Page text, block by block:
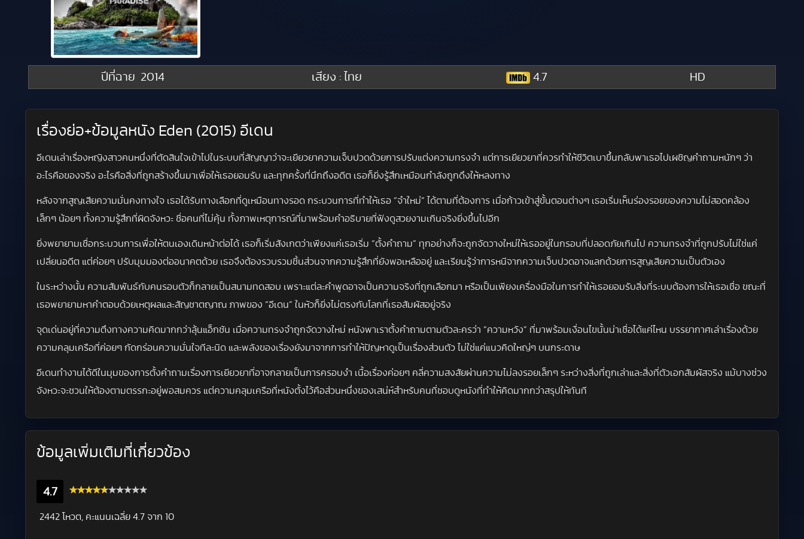
ปีที่ฉาย 2014 เสียง : ไทย 4.7 HD
เรื่องย่อ+ข้อมูลหนัง Eden (2015) อีเดน
อีเดนเล่าเรื่องหญิงสาวคนหนึ่งที่ตัดสินใจเข้าไปในระบบที่สัญญาว่าจะเยียวยาความเจ็บปวดด้วยการปรับแต่งความทรงจำ แต่การเยียวยาที่ควรทำให้ชีวิตเบาขึ้นกลับพาเธอไปเผชิญคำถามหนักๆ ว่า
อะไรคือของจริง อะไรคือสิ่งที่ถูกสร้างขึ้นมาเพื่อให้เธอยอมรับ และทุกครั้งที่นึกถึงอดีต เธอก็ยิ่งรู้สึกเหมือนกำลังถูกดึงให้หลงทาง
หลังจากสูญเสียความมั่นคงทางใจ เธอได้รับทางเลือกที่ดูเหมือนทางรอด กระบวนการที่ทำให้เธอ “จำใหม่” ได้ตามที่ต้องการ เมื่อก้าวเข้าสู่ขั้นตอนต่างๆ เธอเริ่มเห็นร่องรอยของความไม่สอดคล้อง
เล็กๆ น้อยๆ ทั้งความรู้สึกที่ผิดจังหวะ ชื่อคนที่ไม่คุ้น ทั้งภาพเหตุการณ์ที่มาพร้อมคำอธิบายที่ฟังดูสวยงามเกินจริงยิ่งขึ้นไปอีก
ยิ่งพยายามเชื่อกระบวนการเพื่อให้ตนเองเดินหน้าต่อได้ เธอก็เริ่มสังเกตว่าเพียงแค่เธอเริ่ม “ตั้งคำถาม” ทุกอย่างก็จะถูกจัดวางใหม่ให้เธออยู่ในกรอบที่ปลอดภัยเกินไป ความทรงจำที่ถูกปรับไม่ใช่แค่
เปลี่ยนอดีต แต่ค่อยๆ ปรับมุมมองต่ออนาคตด้วย เธอจึงต้องรวบรวมชิ้นส่วนจากความรู้สึกที่ยังพอเหลืออยู่ และเรียนรู้ว่าการหนีจากความเจ็บปวดอาจแลกด้วยการสูญเสียความเป็นตัวเอง
ในระหว่างนั้น ความสัมพันธ์กับคนรอบตัวก็กลายเป็นสนามทดสอบ เพราะแต่ละคำพูดอาจเป็นความจริงที่ถูกเลือกมา หรือเป็นเพียงเครื่องมือในการทำให้เธอยอมรับสิ่งที่ระบบต้องการให้เธอเชื่อ ขณะที่
เธอพยายามหาคำตอบด้วยเหตุผลและสัญชาตญาณ ภาพของ “อีเดน” ในหัวก็ยิ่งไม่ตรงกับโลกที่เธอสัมผัสอยู่จริง
จุดเด่นอยู่ที่ความตึงทางความคิดมากกว่าลุ้นแอ็กชัน เมื่อความทรงจำถูกจัดวางใหม่ หนังพาเราตั้งคำถามตามตัวละครว่า “ความหวัง” ที่มาพร้อมเงื่อนไขนั้นน่าเชื่อได้แค่ไหน บรรยากาศเล่าเรื่องด้วย
ความคลุมเครือที่ค่อยๆ กัดกร่อนความมั่นใจทีละนิด และพลังของเรื่องยังมาจากการทำให้ปัญหาดูเป็นเรื่องส่วนตัว ไม่ใช่แค่แนวคิดใหญ่ๆ บนกระดาษ
อีเดนทำงานได้ดีในมุมของการตั้งคำถามเรื่องการเยียวยาที่อาจกลายเป็นการครอบงำ เนื้อเรื่องค่อยๆ คลี่ความสงสัยผ่านความไม่ลงรอยเล็กๆ ระหว่างสิ่งที่ถูกเล่าและสิ่งที่ตัวเอกสัมผัสจริง แม้บางช่วง
จังหวะจะชวนให้ต้องตามตรรกะอยู่พอสมควร แต่ความคลุมเครือที่หนังตั้งไว้คือส่วนหนึ่งของเสน่ห์สำหรับคนที่ชอบดูหนังที่ทำให้คิดมากกว่าสรุปให้ทันที
ข้อมูลเพิ่มเติมที่เกี่ยวข้อง
4.7
2442 โหวต, คะแนนเฉลี่ย 4.7 จาก 10